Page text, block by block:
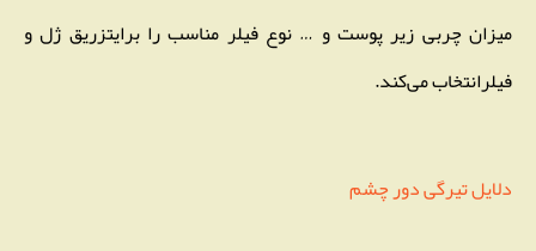
میزان چربی زیر پوست و … نوع فیلر مناسب را برایتزریق ژل و
فیلرانتخاب می‌کند.
دلایل تیرگی دور چشم